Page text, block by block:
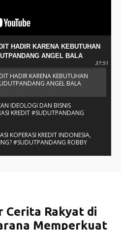
HADIR KARENA KEBUTUHAN
ANGEL BALA
37:51
HADIR KARENA KEBUTUHAN
ANGEL BALA
IDEOLOGI DAN BISNIS
KREDIT #SUDUTPANDANG
FRANSU
KOPERASI KREDIT INDONESIA,
#SUDUTPANDANG ROBBY
DAN SAUDARA SMP KATOLIK
ROMO OKTO - MENATA